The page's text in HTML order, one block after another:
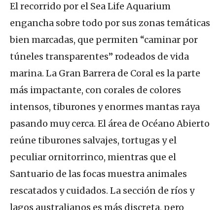
El recorrido por el Sea Life Aquarium
engancha sobre todo por sus zonas temáticas
bien marcadas, que permiten “caminar por
túneles transparentes” rodeados de vida
marina. La Gran Barrera de Coral es la parte
más impactante, con corales de colores
intensos, tiburones y enormes mantas raya
pasando muy cerca. El área de Océano Abierto
reúne tiburones salvajes, tortugas y el
peculiar ornitorrinco, mientras que el
Santuario de las focas muestra animales
rescatados y cuidados. La sección de ríos y
lagos australianos es más discreta, pero